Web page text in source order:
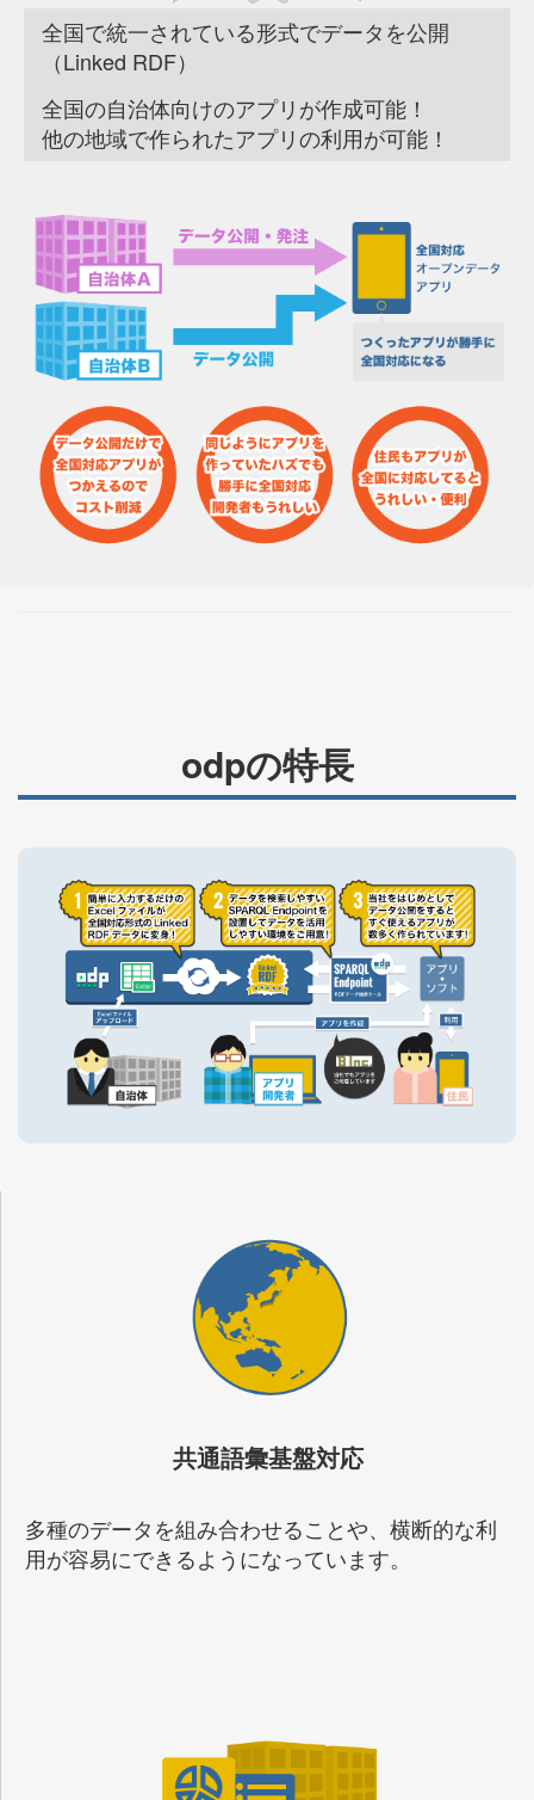
全国で統一されている形式でデータを公開
（Linked RDF）
全国の自治体向けのアプリが作成可能！
他の地域で作られたアプリの利用が可能！
odpの特長
共通語彙基盤対応
多種のデータを組み合わせることや、横断的な利
用が容易にできるようになっています。